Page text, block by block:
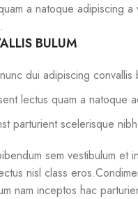
a natoque adipiscing
BULUM
dui adipiscing convallis
lectus quam a natoque
parturient scelerisque
sem vestibulum et
nisl class
nam inceptos hac